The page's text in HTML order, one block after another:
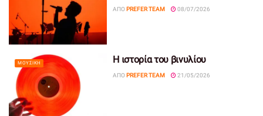
ΑΠΌ PREFER TEAM 08/07/2026
ΜΟΥΣΙΚΉ Η ιστορία του βινυλίου
ΑΠΌ PREFER TEAM 21/05/2026